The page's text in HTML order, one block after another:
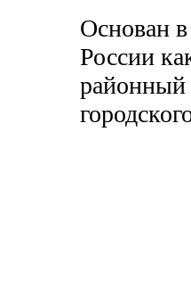
Основан
России
районный